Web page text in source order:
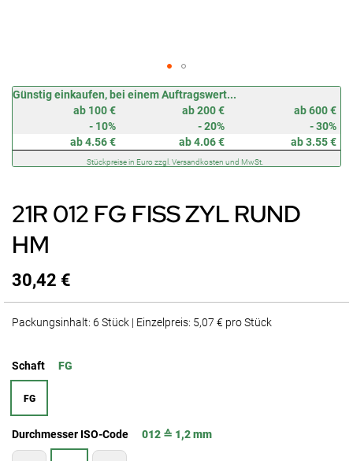
Günstig einkaufen, bei einem Auftragswert...
ab 100 €
ab 200 €
ab 600 €
- 10%
- 20%
- 30%
ab 4.56 €
ab 4.06 € ab 3.55 €
Stückpreise in Euro zzgl. Versandkosten und MwSt.
21R 012 FG FISS ZYL RUND
HM
30,42 €
Packungsinhalt: 6 Stück | Einzelpreis: 5,07 € pro Stück
Schaft FG
FG
Durchmesser ISO-Code 012 ≙ 1,2 mm
Zum
Anfang
springen